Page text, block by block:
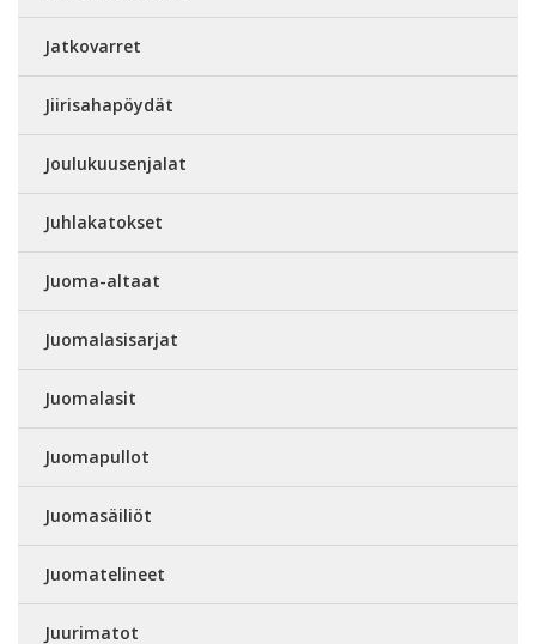
Jatkovarret
Jiirisahapöydät
Joulukuusenjalat
Juhlakatokset
Juoma-altaat
Juomalasisarjat
Juomalasit
Juomapullot
Juomasäiliöt
Juomatelineet
Juurimatot